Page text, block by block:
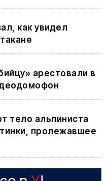
как увидел
арестовали в
тело альпиниста
пролежавшее